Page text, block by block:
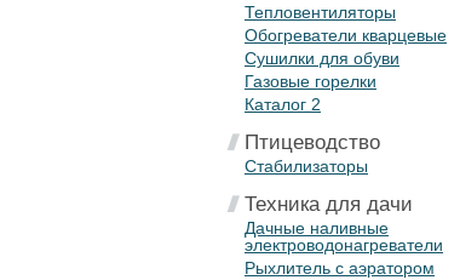
Тепловентиляторы
Обогреватели кварцевые
Сушилки для обуви
Газовые горелки
Каталог 2
Птицеводство
Стабилизаторы
Техника для дачи
Дачные наливные
электроводонагреватели
Рыхлитель с аэратором